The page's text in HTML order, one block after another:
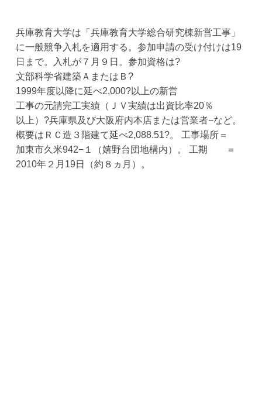
兵庫教育大学は「兵庫教育大学総合研究棟新営工事」
に一般競争入札を適用する。参加申請の受け付けは19
日まで。入札が７月９日。参加資格は?
文部科学省建築ＡまたはＢ?
1999年度以降に延べ2,000?以上の新営
工事の元請完工実績（ＪＶ実績は出資比率20％
以上）?兵庫県及び大阪府内本店または営業者−など。
概要はＲＣ造３階建て延べ2,088.51?。 工事場所＝
加東市久米942−１（嬉野台団地構内）。 工期 ＝
2010年２月19日（約８ヵ月）。